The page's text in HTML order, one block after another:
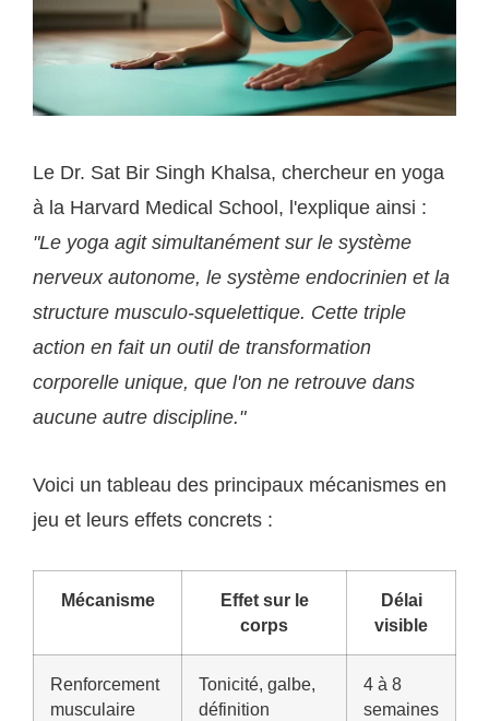
Le Dr. Sat Bir Singh Khalsa, chercheur en yoga
à la Harvard Medical School, l'explique ainsi :
"Le yoga agit simultanément sur le système
nerveux autonome, le système endocrinien et la
structure musculo-squelettique. Cette triple
action en fait un outil de transformation
corporelle unique, que l'on ne retrouve dans
aucune autre discipline."
Voici un tableau des principaux mécanismes en
jeu et leurs effets concrets :
Mécanisme
Effet sur le
corps
Délai
visible
Renforcement
musculaire
Tonicité, galbe,
définition
4 à 8
semaines